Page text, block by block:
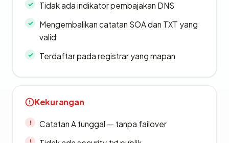
Tidak ada indikator pembajakan DNS
Mengembalikan catatan SOA dan TXT yang
valid
Terdaftar pada registrar yang mapan
Kekurangan
Catatan A tunggal — tanpa failover